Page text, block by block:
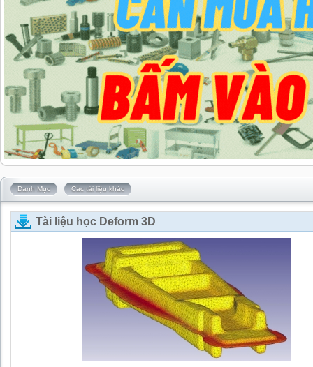
Danh Mục Các tài liệu khác
Tài liệu học Deform 3D